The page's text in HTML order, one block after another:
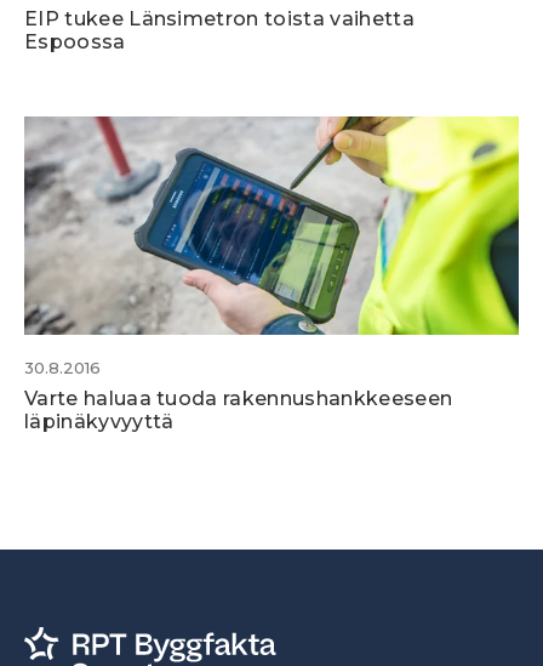
EIP tukee Länsimetron toista vaihetta
Espoossa
30.8.2016
Varte haluaa tuoda rakennushankkeeseen
läpinäkyvyyttä